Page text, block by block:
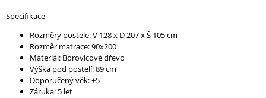
Specifikace
Rozměry postele: V 128 x D 207 x Š 105 cm
Rozměr matrace: 90x200
Materiál: Borovicové dřevo
Výška pod postelí: 89 cm
Doporučený věk: +5
Záruka: 5 let